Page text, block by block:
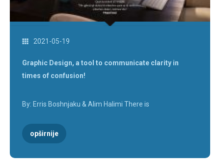
2021-05-19
Graphic Design, a tool to communicate clarity in
times of confusion!
By: Erris Boshnjaku & Alim Halimi There is
opširnije